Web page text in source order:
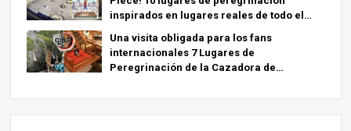
inspirados en lugares reales de todo el
Una visita obligada para los fans
internacionales 7 Lugares de
Peregrinación de la Cazadora de